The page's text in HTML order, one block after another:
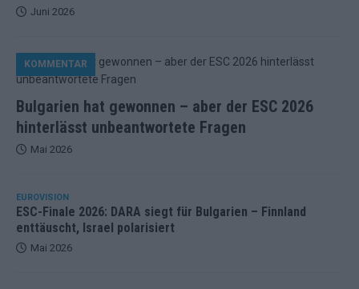
Juni 2026
Bulgarien hat gewonnen – aber der ESC 2026
hinterlässt unbeantwortete Fragen
KOMMENTAR
Mai 2026
EUROVISION
ESC-Finale 2026: DARA siegt für Bulgarien – Finnland
enttäuscht, Israel polarisiert
Mai 2026